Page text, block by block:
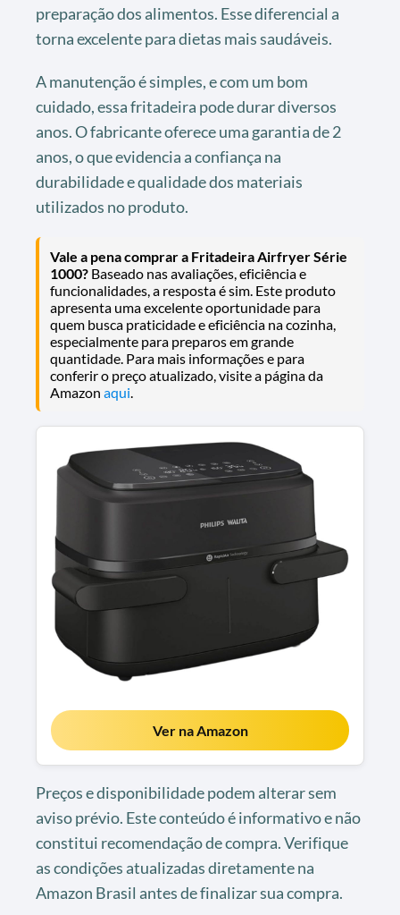
preparação dos alimentos. Esse diferencial a
torna excelente para dietas mais saudáveis.
A manutenção é simples, e com um bom
cuidado, essa fritadeira pode durar diversos
anos. O fabricante oferece uma garantia de 2
anos, o que evidencia a confiança na
durabilidade e qualidade dos materiais
utilizados no produto.
Vale a pena comprar a Fritadeira Airfryer Série
1000? Baseado nas avaliações, eficiência e
funcionalidades, a resposta é sim. Este produto
apresenta uma excelente oportunidade para
quem busca praticidade e eficiência na cozinha,
especialmente para preparos em grande
quantidade. Para mais informações e para
conferir o preço atualizado, visite a página da
Amazon aqui.
Ver na Amazon
Preços e disponibilidade podem alterar sem
aviso prévio. Este conteúdo é informativo e não
constitui recomendação de compra. Verifique
as condições atualizadas diretamente na
Amazon Brasil antes de finalizar sua compra.